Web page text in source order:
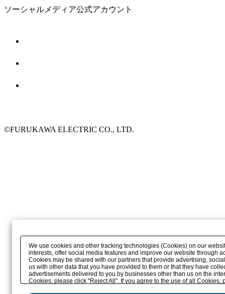
ソーシャルメディア公式アカウント
©FURUKAWA ELECTRIC CO., LTD.
We use cookies and other tracking technologies (Cookies) on our
interests, offer social media features and improve our website through
Cookies may be shared with our partners that provide advertising,
us with other data that you have provided to them or that they have
advertisements delivered to you by businesses other than us on the
Cookies, please click "Reject All". If you agree to the use of all